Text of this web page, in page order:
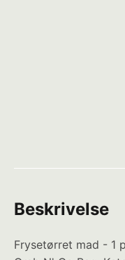
Beskrivelse
Frysetørret mad - 1